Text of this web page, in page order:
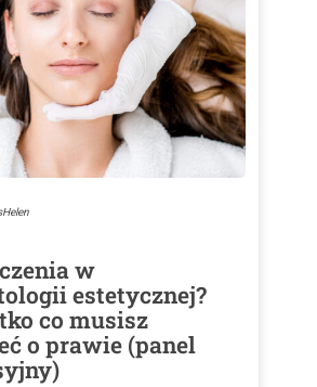
w
estetycznej?
co musisz
o prawie (panel